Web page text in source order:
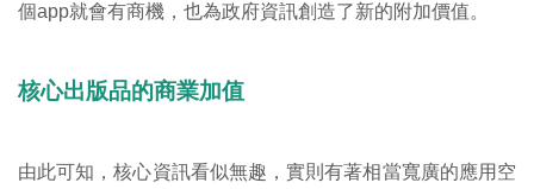
個app就會有商機，也為政府資訊創造了新的附加價值。
核心出版品的商業加值
由此可知，核心資訊看似無趣，實則有著相當寬廣的應用空